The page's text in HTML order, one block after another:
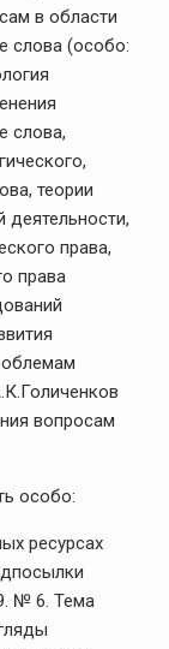
в области
слова (особо:
слова,
теории
деятельности,
права,
права
вопросам
особо:
ресурсах
№ 6. Тема